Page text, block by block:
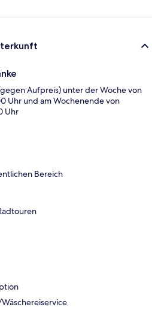
Aufpreis) unter der Woche von
Uhr und am Wochenende von
Uhr
Bereich